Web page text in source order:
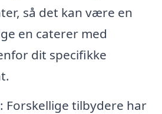
så det kan være en
en caterer med
dit specifikke
Forskellige tilbydere har